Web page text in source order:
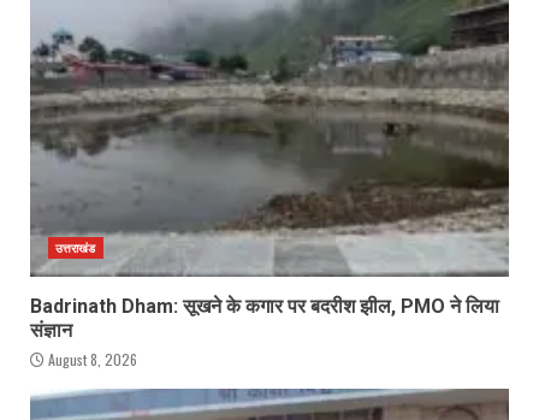
उत्तराखंड
Badrinath Dham: सूखने के कगार पर बदरीश झील, PMO ने लिया
संज्ञान
August 8, 2026